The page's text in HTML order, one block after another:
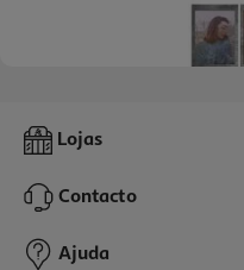
Carga Colorfilm Fujifilm Stone
10,99 €
Lojas
Contacto
Ajuda